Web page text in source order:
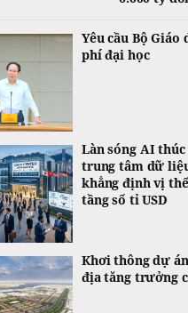
Yêu cầu Bộ Giáo
phí đại học
Làn sóng AI
trung tâm dữ
khẳng định vị
tầng số tỉ USD
Khơi thông dự
địa tăng trưởng